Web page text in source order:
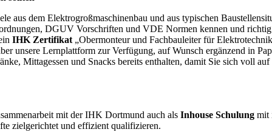
aus dem Elektrogroßmaschinenbau und aus typischen
DGUV Vorschriften und VDE Normen kennen und
IHK Zertifikat „Obermonteur und Fachbauleiter für
unsere Lernplattform zur Verfügung, auf Wunsch ergänzend in
Mittagessen und Snacks bereits enthalten, damit Sie sich voll
mit der IHK Dortmund auch als Inhouse Schulung mit
zielgerichtet und effizient qualifizieren.